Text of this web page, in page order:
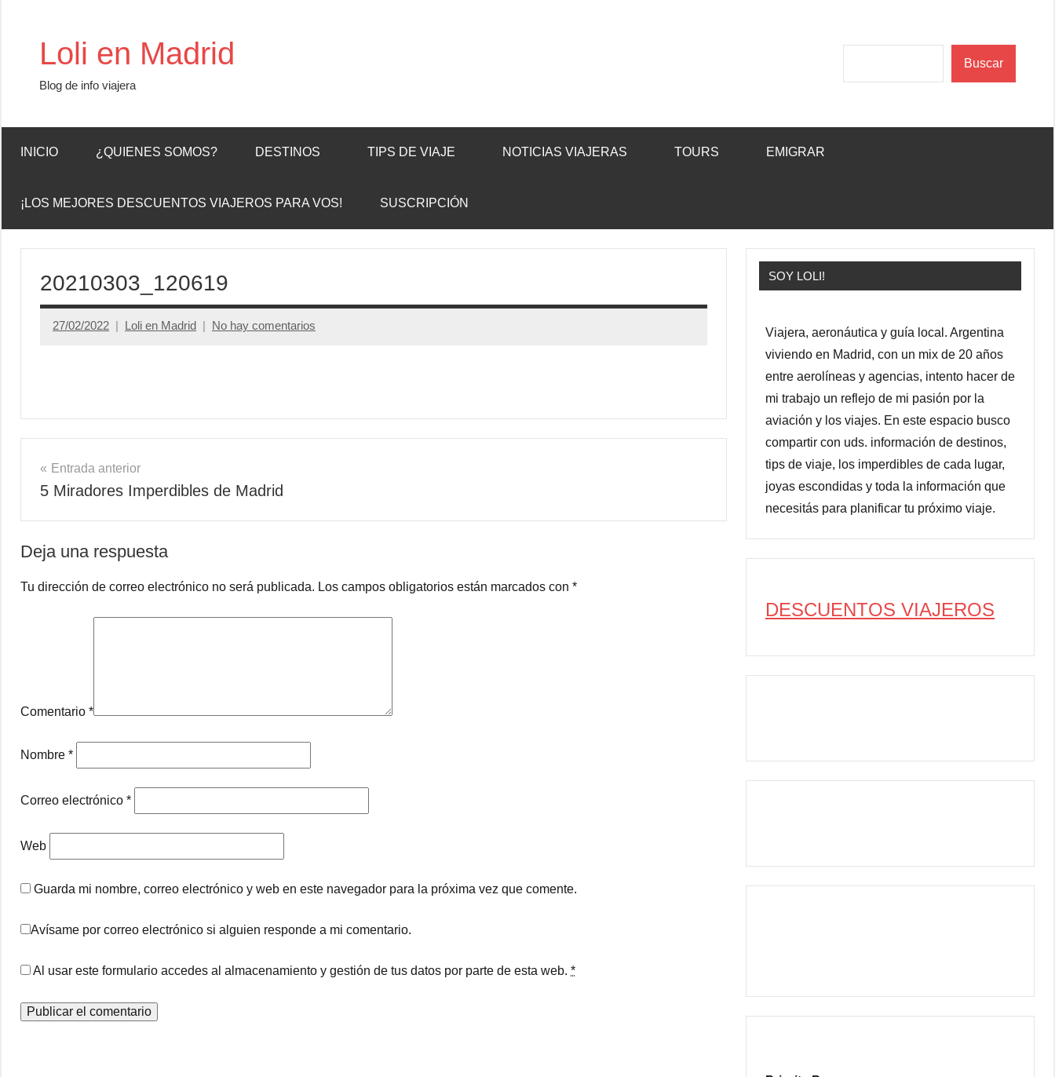
Loli en Madrid
Blog de info viajera
Buscar
INICIO ¿QUIENES SOMOS? DESTINOS TIPS DE VIAJE NOTICIAS VIAJERAS TOURS EMIGRAR
¡LOS MEJORES DESCUENTOS VIAJEROS PARA VOS! SUSCRIPCIÓN
20210303_120619
27/02/2022 Loli en Madrid No hay comentarios
Navegación
de
entradas
Entrada anterior
5 Miradores Imperdibles de Madrid
Deja una respuesta
Tu dirección de correo electrónico no será publicada. Los campos obligatorios están marcados con *
Comentario *
Nombre *
Correo electrónico *
Web
Guarda mi nombre, correo electrónico y web en este navegador para la próxima vez que comente.
Avísame por correo electrónico si alguien responde a mi comentario.
Al usar este formulario accedes al almacenamiento y gestión de tus datos por parte de esta web. *
SOY LOLI!
Viajera, aeronáutica y guía local. Argentina
viviendo en Madrid, con un mix de 20 años
entre aerolíneas y agencias, intento hacer de
mi trabajo un reflejo de mi pasión por la
aviación y los viajes. En este espacio busco
compartir con uds. información de destinos,
tips de viaje, los imperdibles de cada lugar,
joyas escondidas y toda la información que
necesitás para planificar tu próximo viaje.
DESCUENTOS VIAJEROS